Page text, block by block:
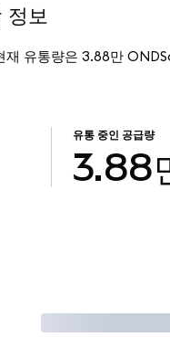
보
유통량은 3.88만
유통 중인 공급량
3.88
거래